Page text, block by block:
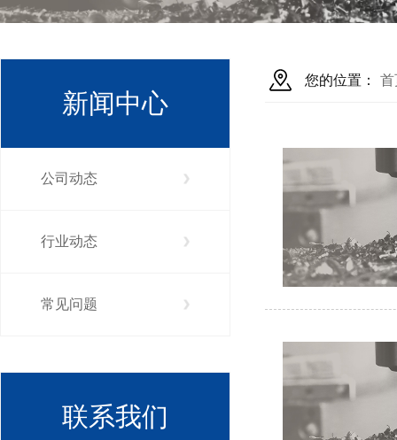
新闻中心
公司动态
行业动态
常见问题
联系我们
您的位置： 首